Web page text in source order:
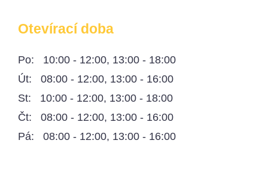
Otevírací doba
Po: 10:00 - 12:00, 13:00 - 18:00
Út: 08:00 - 12:00, 13:00 - 16:00
St: 10:00 - 12:00, 13:00 - 18:00
Čt: 08:00 - 12:00, 13:00 - 16:00
Pá: 08:00 - 12:00, 13:00 - 16:00